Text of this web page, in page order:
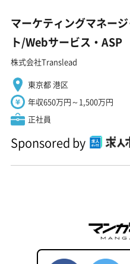
マーケティングマネー
ト/Webサービス・ASP
株式会社Translead
東京都 港区
年収650万円～1,500万円
正社員
Sponsored by